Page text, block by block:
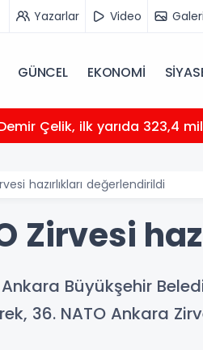
Yazarlar Video Galeri
GÜNCEL EKONOMİ
Çelik, ilk yarıda 323,4
hazırlıkları değerlendirildi
Zirvesi
Büyükşehir
36. NATO Ankara